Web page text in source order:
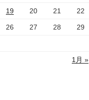
19 20 21 22
26 27 28 29
1月 »